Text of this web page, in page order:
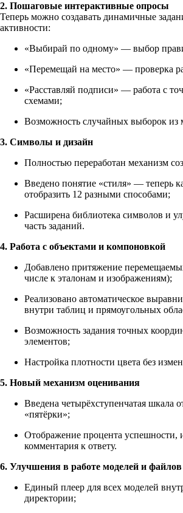
2. Пошаговые интерактивные опросы
Теперь можно создавать динамичные
активности:
«Выбирай по одному» — выбор
«Перемещай на место» — проверка
«Расставляй подписи» — работа с
схемами;
Возможность случайных выборок из
3. Символы и дизайн
Полностью переработан механизм
Введено понятие «стиля» — теперь
отобразить 12 разными способами;
Расширена библиотека символов и
часть заданий.
4. Работа с объектами и компоновкой
Добавлено притяжение
числе к эталонам и изображениям);
Реализовано автоматическое
внутри таблиц и прямоугольных
Возможность задания точных
элементов;
Настройка плотности цвета без
5. Новый механизм оценивания
Введена четырёхступенчатая шкала
«пятёрки»;
Отображение процента успешности,
комментария к ответу.
6. Улучшения в работе моделей и файлов
Единый плеер для всех моделей
директории;